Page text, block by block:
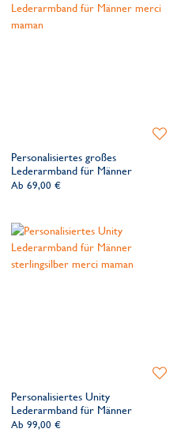
für Männerkann jedes
perfekte Erinnerung an die
Personalisiertes großes
Lederarmband für Männer
Ab 69,00 €
Zur
Personalisiertes Unity
Lederarmband für Männer
Ab 99,00 €
Zur